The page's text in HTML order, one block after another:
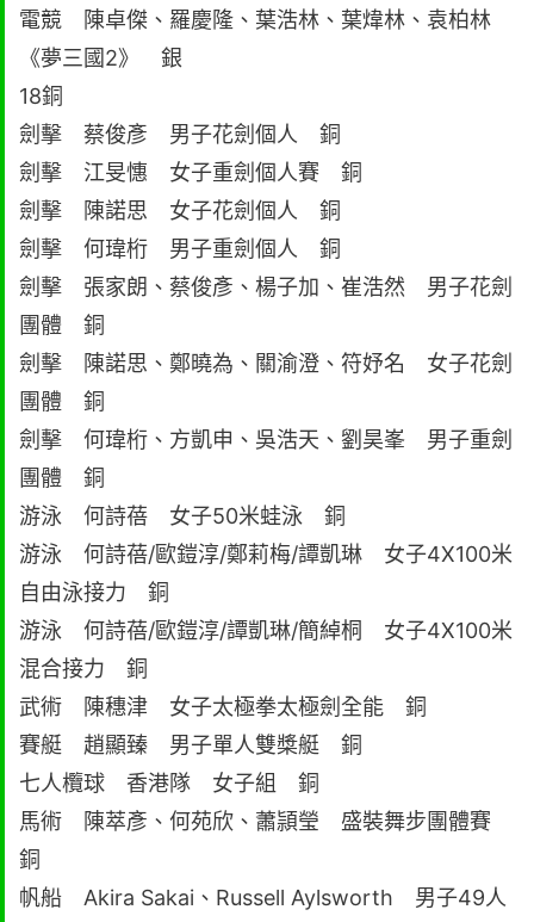
電競 陳卓傑、羅慶隆、葉浩林、葉煒林、袁柏林
《夢三國2》 銀
18銅
劍擊 蔡俊彥 男子花劍個人 銅
劍擊 江旻憓 女子重劍個人賽 銅
劍擊 陳諾思 女子花劍個人 銅
劍擊 何瑋桁 男子重劍個人 銅
劍擊 張家朗、蔡俊彥、楊子加、崔浩然 男子花劍
團體 銅
劍擊 陳諾思、鄭曉為、關渝澄、符妤名 女子花劍
團體 銅
劍擊 何瑋桁、方凱申、吳浩天、劉昊峯 男子重劍
團體 銅
游泳 何詩蓓 女子50米蛙泳 銅
游泳 何詩蓓/歐鎧淳/鄭莉梅/譚凱琳 女子4X100米
自由泳接力 銅
游泳 何詩蓓/歐鎧淳/譚凱琳/簡綽桐 女子4X100米
混合接力 銅
武術 陳穗津 女子太極拳太極劍全能 銅
賽艇 趙顯臻 男子單人雙槳艇 銅
七人欖球 香港隊 女子組 銅
馬術 陳萃彥、何苑欣、蕭頴瑩 盛裝舞步團體賽
銅
帆船 Akira Sakai、Russell Aylsworth 男子49人